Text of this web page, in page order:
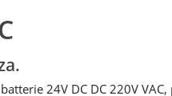
24V DC DC 220V